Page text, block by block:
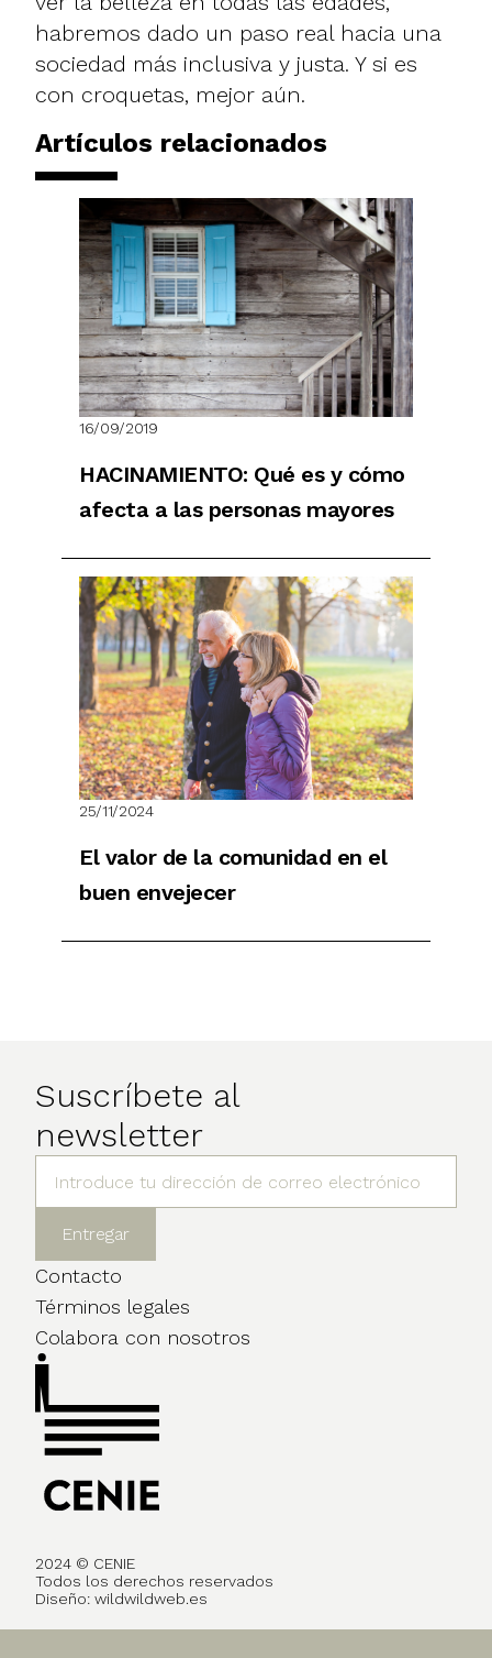
habremos dado un paso real hacia una
sociedad más inclusiva y justa. Y si es
con croquetas, mejor aún.
Artículos relacionados
16/09/2019
HACINAMIENTO: Qué es y cómo
afecta a las personas mayores
25/11/2024
El valor de la comunidad en el
buen envejecer
Suscríbete al
newsletter
Contacto
Términos legales
Colabora con nosotros
2024 © CENIE
Todos los derechos reservados
Diseño: wildwildweb.es